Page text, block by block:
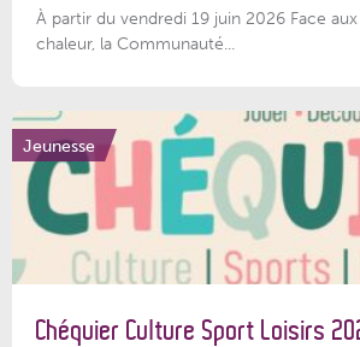
À partir du vendredi 19 juin 2026 Face
chaleur, la Communauté...
Jeunesse
Chéquier Culture Sport Loisirs